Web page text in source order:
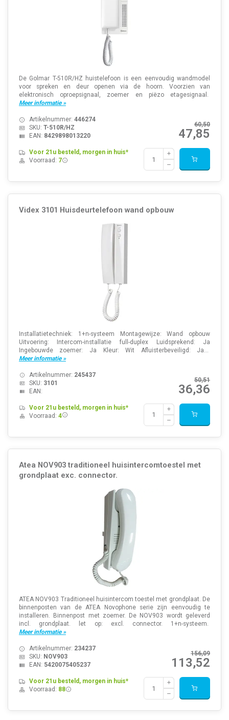
De Golmar T-510R/HZ huistelefoon is een eenvoudig wandmodel
voor spreken en deur openen via de hoorn. Voorzien van
elektronisch oproepsignaal, zoemer en piëzo etagesignaal.
Meer informatie »
60,50
47,85
Artikelnummer: 446274
SKU: T-510R/HZ
EAN: 8429898013220
Voor 21u besteld, morgen in huis*
Voorraad: 7
Videx 3101 Huisdeurtelefoon wand opbouw
Installatietechniek: 1+n-systeem Montagewijze: Wand opbouw
Uitvoering: Intercom-installatie full-duplex Luidsprekend: Ja
Ingebouwde zoemer: Ja Kleur: Wit Afluisterbeveiligd: Ja...
Meer informatie »
50,51
36,36
Artikelnummer: 245437
SKU: 3101
EAN:
Voor 21u besteld, morgen in huis*
Voorraad: 4
Atea NOV903 traditioneel huisintercomtoestel met
grondplaat exc. connector.
ATEA NOV903 Traditioneel huisintercom toestel met grondplaat. De
binnenposten van de ATEA Novophone serie zijn eenvoudig te
installeren. Binnenpost met zoemer. De NOV903 wordt geleverd
incl. grondplaat. let op: excl. connector. 1+n-systeem.
Meer informatie »
156,09
113,52
Artikelnummer: 234237
SKU: NOV903
EAN: 5420075405237
Voor 21u besteld, morgen in huis*
Voorraad: 88